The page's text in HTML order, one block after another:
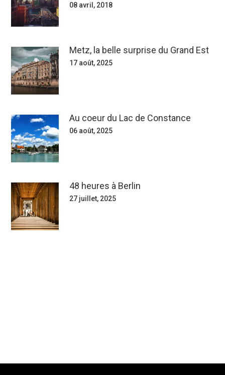
08 avril, 2018
Metz, la belle surprise du Grand Est
17 août, 2025
Au coeur du Lac de Constance
06 août, 2025
48 heures à Berlin
27 juillet, 2025